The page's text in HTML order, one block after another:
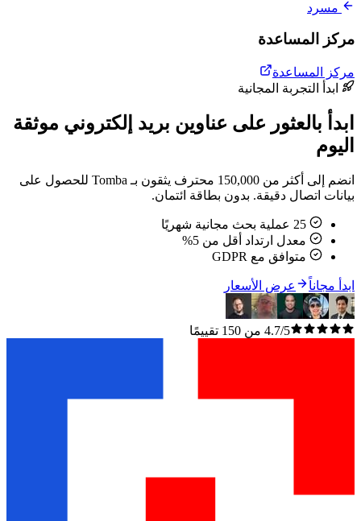
مسرد
مركز المساعدة
مركز المساعدة
ابدأ التجربة المجانية
ابدأ بالعثور على عناوين بريد إلكتروني موثقة
اليوم
انضم إلى أكثر من 150,000 محترف يثقون بـ Tomba للحصول على
بيانات اتصال دقيقة. بدون بطاقة ائتمان.
معدل ارتداد أقل من 5%
متوافق مع GDPR
ابدأ مجاناً عرض الأسعار
4.7/5 من 150 تقييمًا